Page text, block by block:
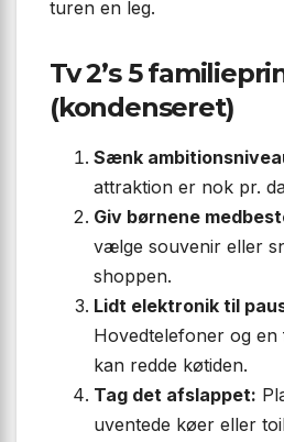
turen en leg.
Tv 2’s 5
(kondenseret)
Sænk
attraktion er nok pr.
Giv børnene
vælge souvenir eller
shoppen.
Lidt elektronik til
Hovedtelefoner og
kan redde køtiden.
Tag det afslappet:
uventede køer eller